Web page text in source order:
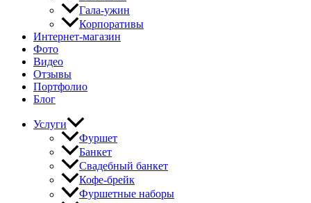
Гала-ужин
Корпоративы
Интернет-магазин
Фото
Видео
Отзывы
Портфолио
Блог
Услуги
Фуршет
Банкет
Свадебный банкет
Кофе-брейк
Фуршетные наборы